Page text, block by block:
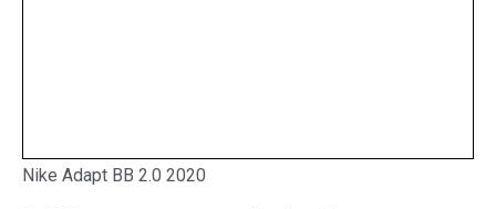
Nike Adapt BB 2.0 2020